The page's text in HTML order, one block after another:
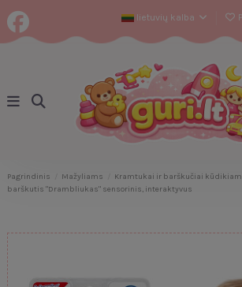
lietuvių kalba
Pagrindinis Mažyliams Kramtukai ir barškučiai
barškutis "Drambliukas" sensorinis, interaktyvus